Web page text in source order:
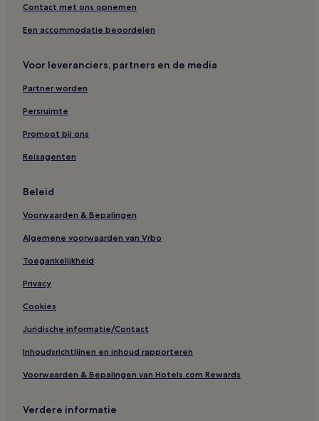
Contact met ons opnemen
Een accommodatie beoordelen
Voor leveranciers, partners en de media
Partner worden
Persruimte
Promoot bij ons
Reisagenten
Beleid
Voorwaarden & Bepalingen
Algemene voorwaarden van Vrbo
Toegankelijkheid
Privacy
Cookies
Juridische informatie/Contact
Inhoudsrichtlijnen en inhoud rapporteren
Voorwaarden & Bepalingen van Hotels.com Rewards
Verdere informatie